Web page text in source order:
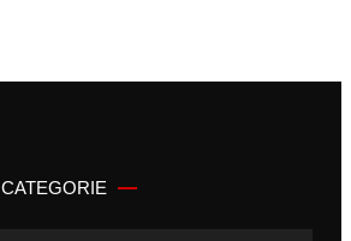
CATEGORIE